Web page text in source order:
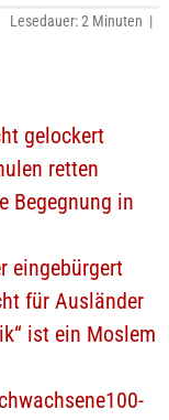
Lesedauer: 2 Minuten |
gelockert
retten
Begegnung in
eingebürgert
für Ausländer
ist ein Moslem